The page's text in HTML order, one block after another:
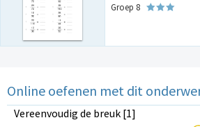
Groep 8
Online oefenen met dit
Vereenvoudig de breuk [1]